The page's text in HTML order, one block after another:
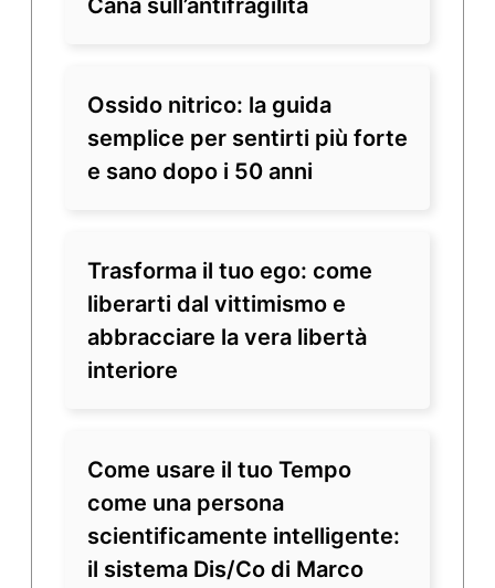
Cana sull’antifragilità
Ossido nitrico: la guida
semplice per sentirti più forte
e sano dopo i 50 anni
Trasforma il tuo ego: come
liberarti dal vittimismo e
abbracciare la vera libertà
interiore
Come usare il tuo Tempo
come una persona
scientificamente intelligente:
il sistema Dis/Co di Marco